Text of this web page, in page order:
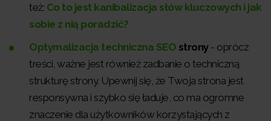
też: Co to jest kanibalizacja słów kluczowych i jak
sobie z nią poradzić?
Optymalizacja techniczna SEO strony - oprócz
treści, ważne jest również zadbanie o techniczną
strukturę strony. Upewnij się, że Twoja strona jest
responsywna i szybko się ładuje, co ma ogromne
znaczenie dla użytkowników korzystających z